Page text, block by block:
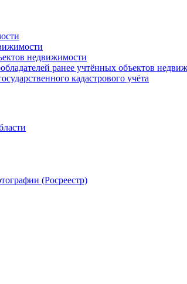
недвижимости
ранее учтённых объектов
кадастрового учёта
(Росреестр)